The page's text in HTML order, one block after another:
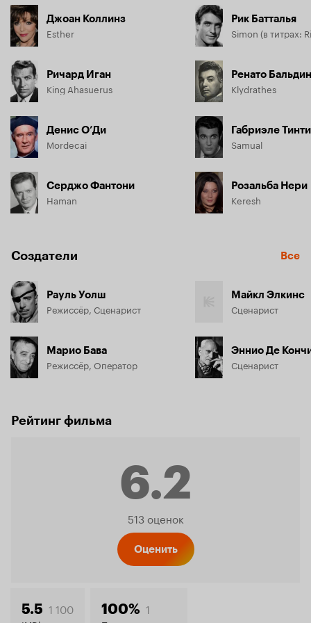
Джоан Коллинз
Esther
Ричард Иган
King Ahasuerus
Денис О’Ди
Mordecai
Серджо Фантони
Haman
Рик Батталья
Simon (в титрах:
Ренато
Klydrathes
Габриэле Тинти
Samual
Розальба Нери
Keresh
Создатели Все
Рауль Уолш
Режиссёр, Сценарист
Марио Бава
Режиссёр, Оператор
Майкл Элкинс
Сценарист
Эннио Де
Сценарист
Рейтинг фильма
6.2
Рейтинг
513 оценок
Оценить
5.5 1 100 100% 1